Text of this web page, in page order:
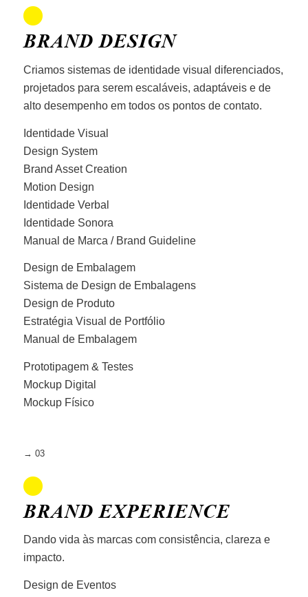
BRAND DESIGN
Criamos sistemas de identidade visual diferenciados,
projetados para serem escaláveis, adaptáveis e de
alto desempenho em todos os pontos de contato.
Identidade Visual
Design System
Brand Asset Creation
Motion Design
Identidade Verbal
Identidade Sonora
Manual de Marca / Brand Guideline
Design de Embalagem
Sistema de Design de Embalagens
Design de Produto
Estratégia Visual de Portfólio
Manual de Embalagem
Prototipagem & Testes
Mockup Digital
Mockup Físico
→ 03
BRAND EXPERIENCE
Dando vida às marcas com consistência, clareza e
impacto.
Design de Eventos